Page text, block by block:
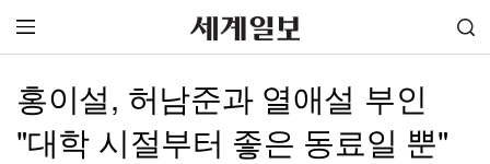
홍이설, 허남준과 열애설 부인
"대학 시절부터 좋은 동료일 뿐"